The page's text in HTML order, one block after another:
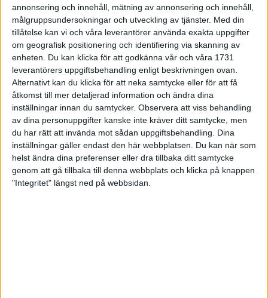
annonsering och innehåll, mätning av annonsering och innehåll,
målgruppsundersokningar och utveckling av tjänster. Med din
tillåtelse kan vi och våra leverantörer använda exakta uppgifter
om geografisk positionering och identifiering via skanning av
enheten. Du kan klicka för att godkänna vår och våra 1731
leverantörers uppgiftsbehandling enligt beskrivningen ovan.
Alternativt kan du klicka för att neka samtycke eller för att få
åtkomst till mer detaljerad information och ändra dina
inställningar innan du samtycker. Observera att viss behandling
av dina personuppgifter kanske inte kräver ditt samtycke, men
du har rätt att invända mot sådan uppgiftsbehandling. Dina
inställningar gäller endast den här webbplatsen. Du kan när som
helst ändra dina preferenser eller dra tillbaka ditt samtycke
genom att gå tillbaka till denna webbplats och klicka på knappen
"Integritet" längst ned på webbsidan.